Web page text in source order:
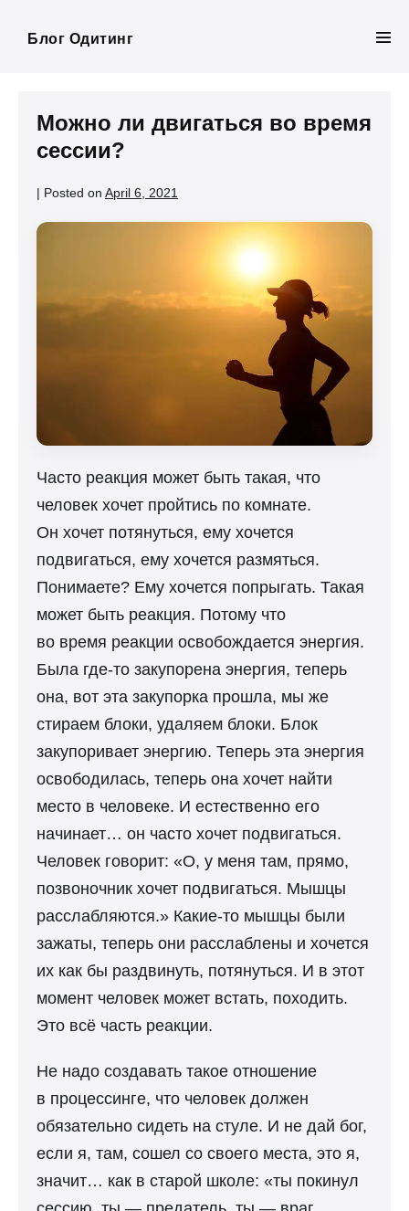
Блог Одитинг
Можно ли двигаться во время
сессии?
| Posted on April 6, 2021
Часто реакция может быть такая, что
человек хочет пройтись по комнате.
Он хочет потянуться, ему хочется
подвигаться, ему хочется размяться.
Понимаете? Ему хочется попрыгать. Такая
может быть реакция. Потому что
во время реакции освобождается энергия.
Была где-то закупорена энергия, теперь
она, вот эта закупорка прошла, мы же
стираем блоки, удаляем блоки. Блок
закупоривает энергию. Теперь эта энергия
освободилась, теперь она хочет найти
место в человеке. И естественно его
начинает… он часто хочет подвигаться.
Человек говорит: «О, у меня там, прямо,
позвоночник хочет подвигаться. Мышцы
расслабляются.» Какие-то мышцы были
зажаты, теперь они расслаблены и хочется
их как бы раздвинуть, потянуться. И в этот
момент человек может встать, походить.
Это всё часть реакции.
Не надо создавать такое отношение
в процессинге, что человек должен
обязательно сидеть на стуле. И не дай бог,
если я, там, сошел со своего места, это я,
значит… как в старой школе: «ты покинул